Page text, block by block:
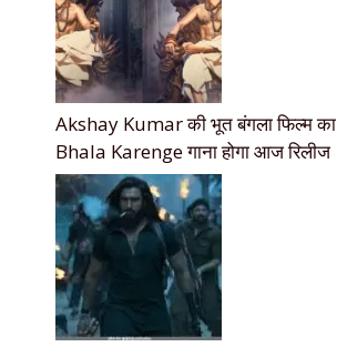
Akshay Kumar की भूत बंगला फिल्म
Bhala Karenge गाना होगा आज रिलीज